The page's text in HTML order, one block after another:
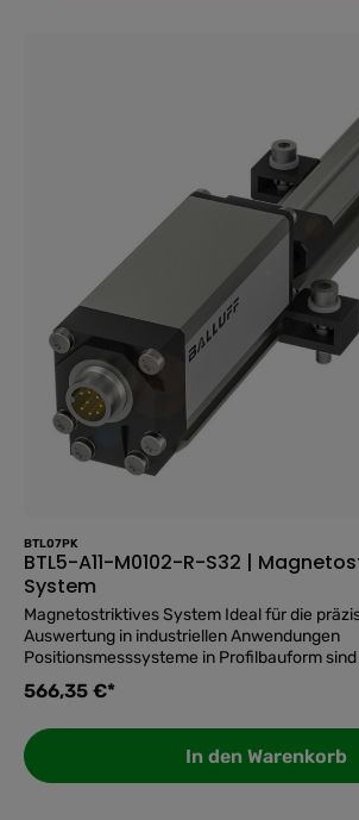
industriellen DauereinsatzDas eloxierte
die Schutzart IP67 schützen das System
Staub, Strahlwasser und mechanische
weite Betriebsspannungsbereich von 10 bis
Temperaturbereich von -40 bis 85 °C
anspruchsvollen Umgebungen ohne
Schutzmaßnahmen.Vorteile auf einen
Absolutmessung: Position sofort nach
keine Referenzfahrt
stabile Präzision über die gesamte
Nachkalibrierung.Profilbauform mit
einfache und schnelle Montage direkt an der
Anlage.Eloxiertes Aluminiumgehäuse, IP67, -
zuverlässiger Betrieb in rauen und
Umgebungen.
BTL07PK
BTL5-A11-M0102-R-S32 |
System
Magnetostriktives System Ideal für die
Auswertung in industriellen Anwendungen
Positionsmesssysteme in Profilbauform
und absolut messende Systeme zur präzisen
oder mehrerer Positionen. Sie überzeugen in
oder Portalrobotern, da sie aus einem
Aluminiumgehäuse bestehen. Die Magnete
wirken durch die Wand des Profils auf das
566,35 €*
In den Warenkorb